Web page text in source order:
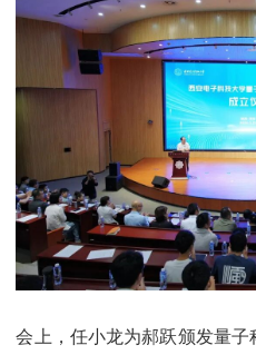
会上，任小龙为郝跃颁发量